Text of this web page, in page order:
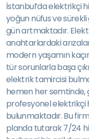
İstanbul’da elektrikçi
yoğun nüfus ve
gün artmaktadır.
anahtarlardaki
modern yaşamın
tür sorunlarla başa
elektrik tamircisi
hemen her semtinde,
profesyonel elektrikçi
bulunmaktadır. Bu
planda tutarak 7/24